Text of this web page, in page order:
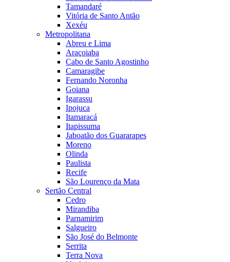
Tamandaré
Vitória de Santo Antão
Xexéu
Metropolitana
Abreu e Lima
Araçoiaba
Cabo de Santo Agostinho
Camaragibe
Fernando Noronha
Goiana
Igarassu
Ipojuca
Itamaracá
Itapissuma
Jaboatão dos Guararapes
Moreno
Olinda
Paulista
Recife
São Lourenço da Mata
Sertão Central
Cedro
Mirandiba
Parnamirim
Salgueiro
São José do Belmonte
Serrita
Terra Nova